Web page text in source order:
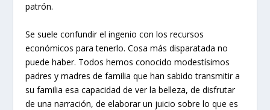
patrón.
Se suele confundir el ingenio con los recursos
económicos para tenerlo. Cosa más disparatada no
puede haber. Todos hemos conocido modestísimos
padres y madres de familia que han sabido transmitir a
su familia esa capacidad de ver la belleza, de disfrutar
de una narración, de elaborar un juicio sobre lo que es